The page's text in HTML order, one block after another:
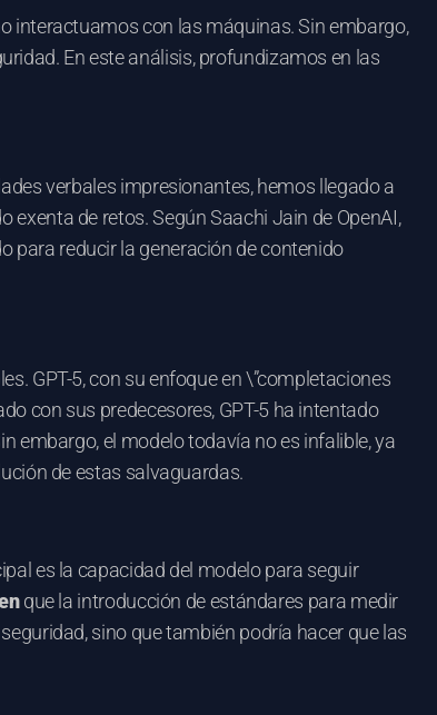
interactuamos con las máquinas. Sin embargo,
En este análisis, profundizamos en las
verbales impresionantes, hemos llegado a
de retos. Según Saachi Jain de OpenAI,
para reducir la generación de contenido
GPT-5, con su enfoque en \”completaciones
con sus predecesores, GPT-5 ha intentado
embargo, el modelo todavía no es infalible, ya
de estas salvaguardas.
es la capacidad del modelo para seguir
que la introducción de estándares para medir
sino que también podría hacer que las